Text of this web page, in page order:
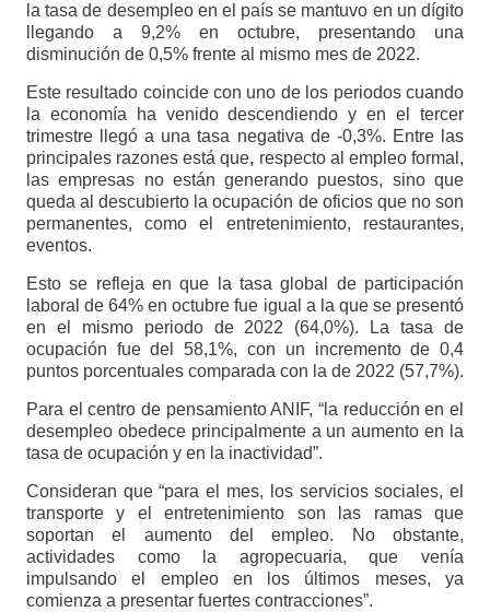
la tasa de desempleo en el país se mantuvo en un dígito
llegando a 9,2% en octubre, presentando una
disminución de 0,5% frente al mismo mes de 2022.
Este resultado coincide con uno de los periodos cuando
la economía ha venido descendiendo y en el tercer
trimestre llegó a una tasa negativa de -0,3%. Entre las
principales razones está que, respecto al empleo formal,
las empresas no están generando puestos, sino que
queda al descubierto la ocupación de oficios que no son
permanentes, como el entretenimiento, restaurantes,
eventos.
Esto se refleja en que la tasa global de participación
laboral de 64% en octubre fue igual a la que se presentó
en el mismo periodo de 2022 (64,0%). La tasa de
ocupación fue del 58,1%, con un incremento de 0,4
puntos porcentuales comparada con la de 2022 (57,7%).
Para el centro de pensamiento ANIF, “la reducción en el
desempleo obedece principalmente a un aumento en la
tasa de ocupación y en la inactividad”.
Consideran que “para el mes, los servicios sociales, el
transporte y el entretenimiento son las ramas que
soportan el aumento del empleo. No obstante,
actividades como la agropecuaria, que venía
impulsando el empleo en los últimos meses, ya
comienza a presentar fuertes contracciones”.